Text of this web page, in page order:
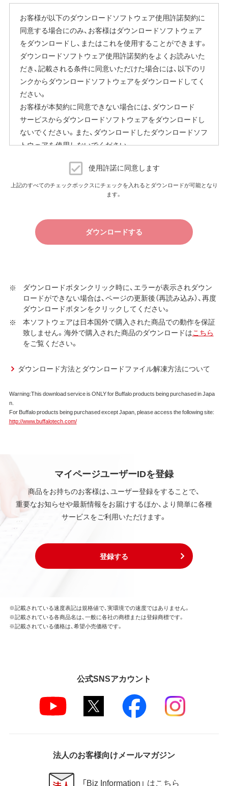
設定画面を表示していただき、[管理]-[ファームウェア更新]
内の「ファームウェア自動更新機能」で"自動更新をしな
い"に変更することで停止いただけます。
設定画面の表示方法の詳細は、本商品に同梱の取扱説明書
または、当社ホームページに掲載の「エアステーション設定
ガイド」をご覧ください。
本機能にはその他に下記の注意事項がございます。
ファームウェア自動更新中はインターネットに接続できな
くなります。
従量制課金契約の場合は、ファームウェアダウンロードに
よる通信費用や、パケット通信量の超過による速度制限が
お客様が以下のダウンロードソフトウェア使用許諾契約に
同意する場合にのみ、お客様はダウンロードソフトウェア
をダウンロードし、またはこれを使用することができます。
ダウンロードソフトウェア使用許諾契約をよくお読みいた
だき、記載される条件に同意いただけた場合には、以下のリ
ンクからダウンロードソフトウェアをダウンロードしてく
ださい。
お客様が本契約に同意できない場合には、ダウンロード
サービスからダウンロードソフトウェアをダウンロードし
ないでください。また、ダウンロードしたダウンロードソフ
トウェアを使用しないでください。
ダウンロードソフトウェア使用許諾契約
（株）バッファロー（以下、弊社といいます）は、お客様がダウ
ンロードソフトウェア使用許諾契約（以下、本契約といいま
ます）について弊社が保証契約に基づく修理を実施する際
の条件である保証契約約款、およびそれに含まれるソフト
ウェア（以下、添付ソフトウェアといいます）の使用許諾契
ア（ユーティリティ・ファームウェア・ドライバなど）を含み
以下、本ソフトウェアといいます）の使用を許諾いたしま
す。
第1条 使用許諾
弊社は、本契約に規定する条件で、本ソフトウェアの
本ソフトウェアは、著作権法その他の無体財産権に関
本ソフトウェアは、本契約に規定される条件のもとで
使用許諾するものであり、販売されるものではなく、
削除してはならないものとします。
第3条 使用制限
本ソフトウェアの用途は、購入商品またはその添付ソ
フトウェアとともに使用することのみとします。
り、逆アセンブル、逆コンパイル、リバースエンジニア
リング、その他の修正を本ソフトウェアに加えること
はできません。
第4条 保証
弊社は、データの消失、業務の中断、逸失利益、精神的
損害等を含め、本ソフトウェアの使用または使用不能
に起因する直接的、間接的、特別、偶発的、結果的、そ
の他いかなる損害にも、一切の責任を負いません。
本契約の締結により、お客様は下記事項に同意するも
使用許諾に同意します
上記のすべてのチェックボックスにチェックを入れるとダウンロードが可能となり
ます。
ダウンロードする
ダウンロードボタンクリック時に、エラーが表示されダウン
ロードができない場合は、ページの更新後（再読み込み）、再度
ダウンロードボタンをクリックしてください。
本ソフトウェアは日本国外で購入された商品での動作を保証
致しません。海外で購入された商品のダウンロードはこちら
をご覧ください。
ダウンロード方法とダウンロードファイル解凍方法について
Warning:This download service is ONLY for Buffalo products being purchased in Japa
n.
For Buffalo products being purchased except Japan, please access the following site:
http://www.buffalotech.com/
マイページユーザーIDを登録
商品をお持ちのお客様は、ユーザー登録をすることで、
重要なお知らせや最新情報をお届けするほか、より簡単に各種
サービスをご利用いただけます。
登録する
※記載されている速度表記は規格値で、実環境での速度ではありません。
※記載されている各商品名は、一般に各社の商標または登録商標です。
※記載されている価格は、希望小売価格です。
公式SNSアカウント
法人のお客様向けメールマガジン
「Biz Information」 はこちら